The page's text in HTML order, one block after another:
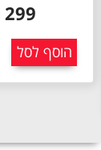
299
הוסף לסל